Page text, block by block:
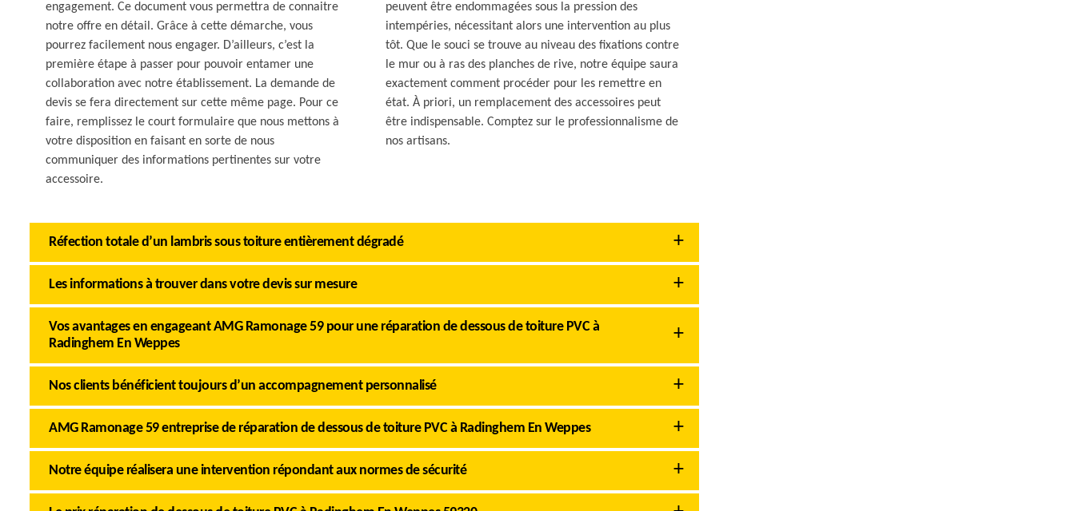
engagement. Ce document vous permettra de connaitre
notre offre en détail. Grâce à cette démarche, vous
pourrez facilement nous engager. D’ailleurs, c’est la
première étape à passer pour pouvoir entamer une
collaboration avec notre établissement. La demande de
devis se fera directement sur cette même page. Pour ce
faire, remplissez le court formulaire que nous mettons à
votre disposition en faisant en sorte de nous
communiquer des informations pertinentes sur votre
accessoire.
peuvent être endommagées sous la pression des
intempéries, nécessitant alors une intervention au plus
tôt. Que le souci se trouve au niveau des fixations contre
le mur ou à ras des planches de rive, notre équipe saura
exactement comment procéder pour les remettre en
état. À priori, un remplacement des accessoires peut
être indispensable. Comptez sur le professionnalisme de
nos artisans.
Réfection totale d’un lambris sous toiture entièrement dégradé
Les informations à trouver dans votre devis sur mesure
Vos avantages en engageant AMG Ramonage 59 pour une réparation de dessous de toiture PVC à
Radinghem En Weppes
Nos clients bénéficient toujours d’un accompagnement personnalisé
AMG Ramonage 59 entreprise de réparation de dessous de toiture PVC à Radinghem En Weppes
Notre équipe réalisera une intervention répondant aux normes de sécurité